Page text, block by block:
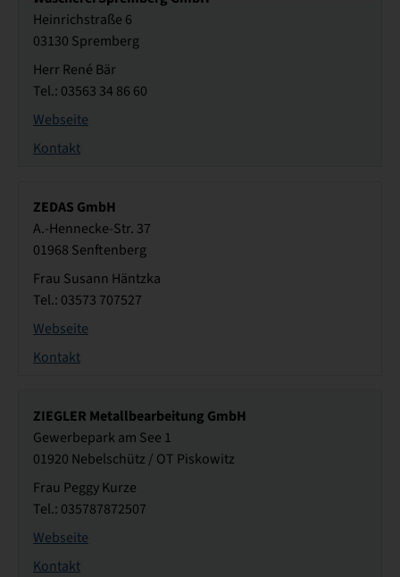
Heinrichstraße 6
03130 Spremberg
Herr René Bär
Tel.: 03563 34 86 60
Webseite
Kontakt
ZEDAS GmbH
A.-Hennecke-Str. 37
01968 Senftenberg
Frau Susann Häntzka
Tel.: 03573 707527
Webseite
Kontakt
ZIEGLER Metallbearbeitung GmbH
Gewerbepark am See 1
01920 Nebelschütz / OT Piskowitz
Frau Peggy Kurze
Tel.: 035787872507
Webseite
Kontakt